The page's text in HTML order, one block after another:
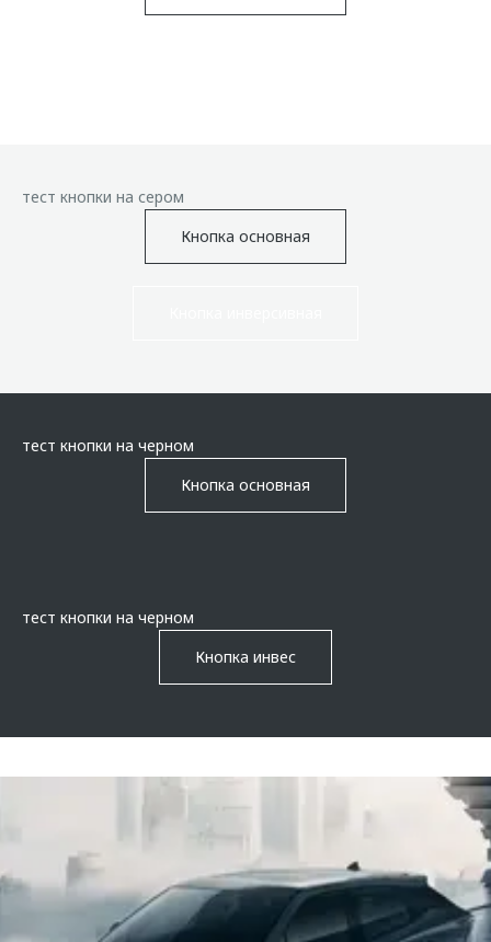
тест кнопки на сером
Кнопка основная
тест кнопки на черном
Кнопка основная
тест кнопки на черном
Кнопка инвес